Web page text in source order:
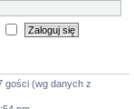
gości (wg danych z